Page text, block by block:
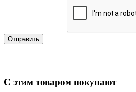
Отправить
С этим товаром покупают